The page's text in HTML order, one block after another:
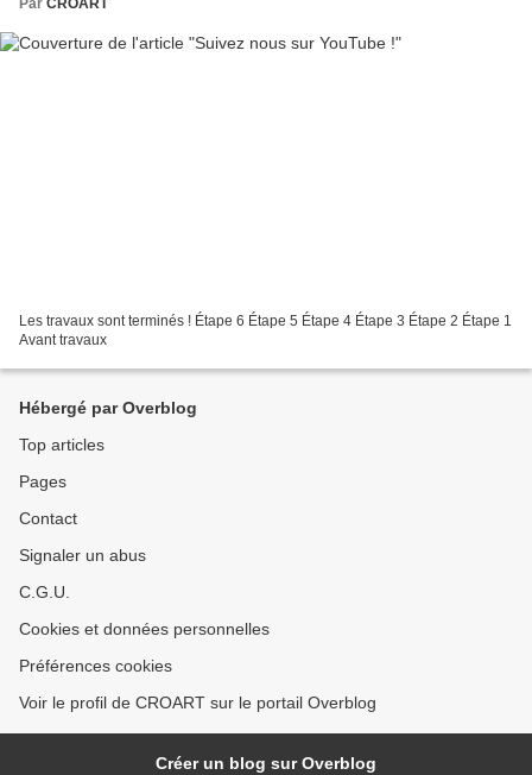
Les travaux sont terminés ! Étape 6 Étape 5 Étape 4 Étape 3 Étape 2 Étape 1
Avant travaux
Hébergé par Overblog
Top articles
Pages
Contact
Signaler un abus
C.G.U.
Cookies et données personnelles
Préférences cookies
Voir le profil de CROART sur le portail Overblog
Créer un blog sur Overblog